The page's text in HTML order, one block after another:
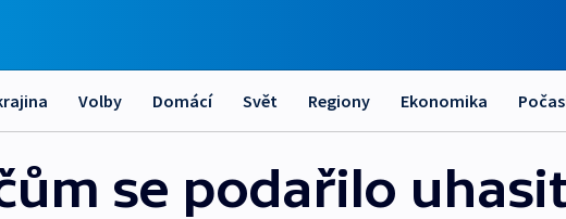
Volby Domácí Svět Regiony Ekonomika
se podařilo